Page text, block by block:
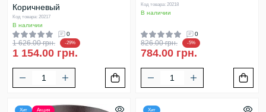
Коричневый
Код товара: 20217
В наличии
0
1 626.00 грн. -29%
1 154.00 грн.
Код товара: 20218
В наличии
0
826.00 грн. -5%
784.00 грн.
Хит Акция Хит